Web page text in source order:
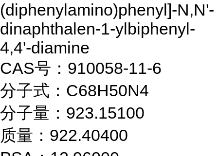
(diphenylamino)phenyl]-N,N'-
dinaphthalen-1-ylbiphenyl-
4,4'-diamine
CAS号：910058-11-6
分子式：C68H50N4
分子量：923.15100
质量：922.40400